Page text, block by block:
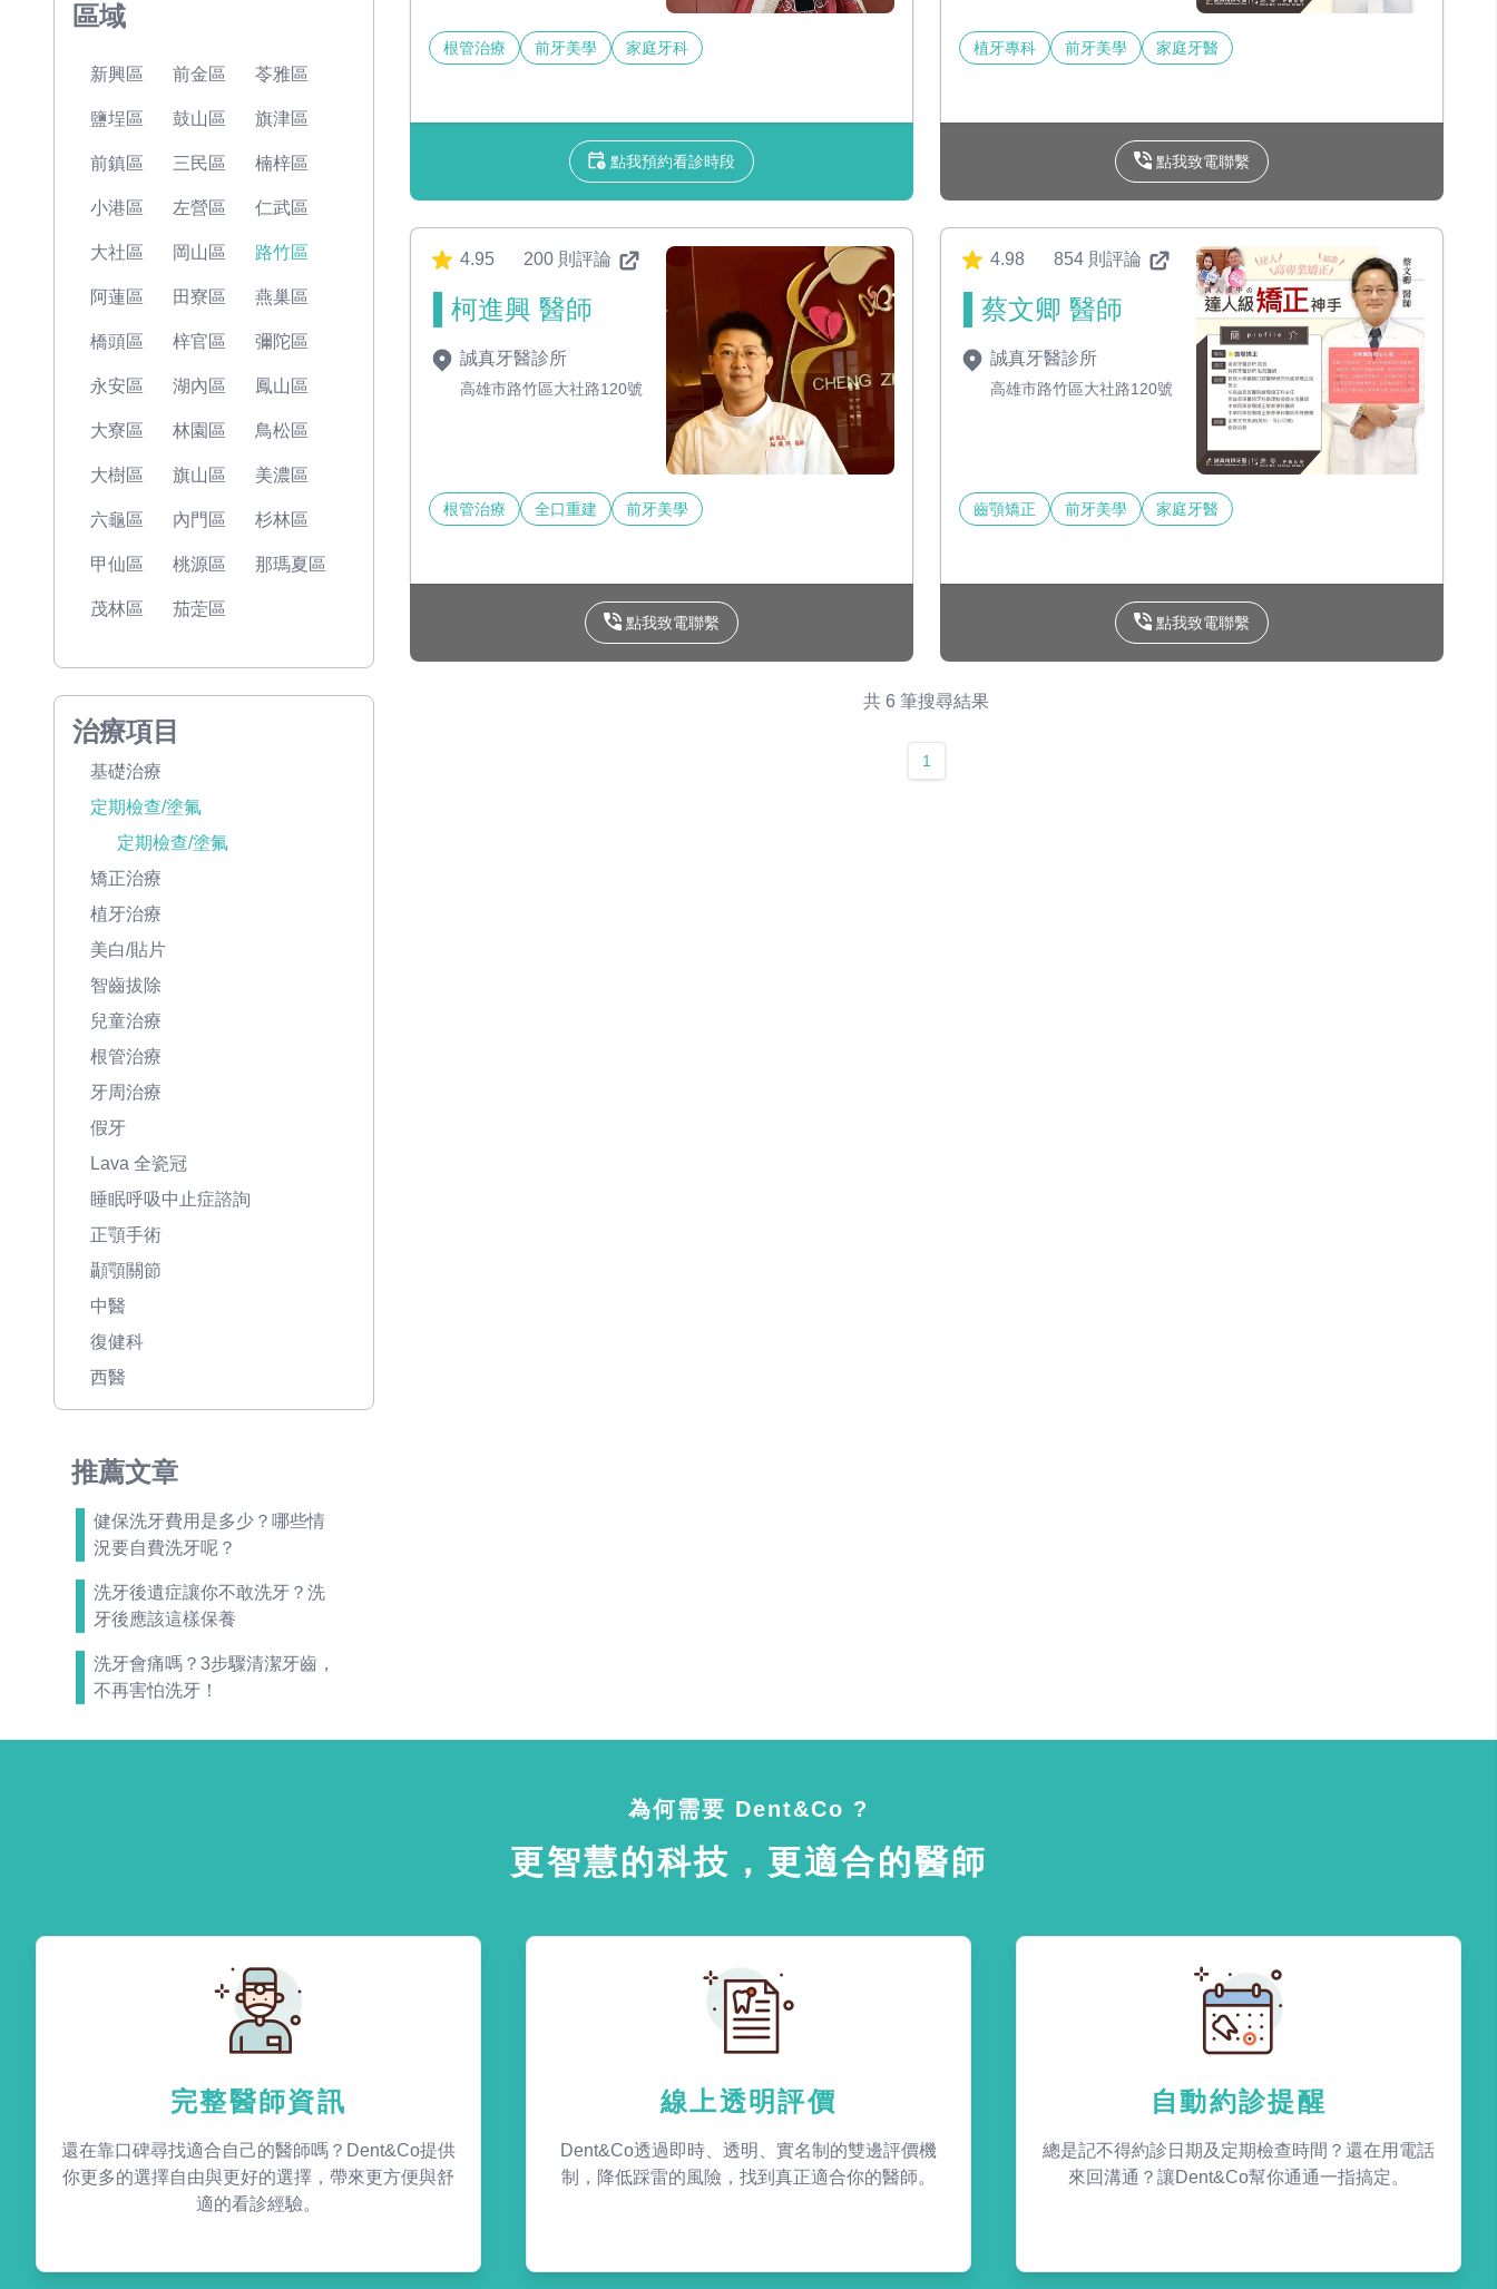
區域
新興區 前金區 苓雅區
鹽埕區 鼓山區 旗津區
前鎮區 三民區 楠梓區
小港區 左營區 仁武區
大社區 岡山區 路竹區
阿蓮區 田寮區 燕巢區
橋頭區 梓官區 彌陀區
永安區 湖內區 鳳山區
大寮區 林園區 鳥松區
大樹區 旗山區 美濃區
六龜區 內門區 杉林區
甲仙區 桃源區 那瑪夏區
茂林區 茄萣區
治療項目
基礎治療
定期檢查/塗氟
定期檢查/塗氟
矯正治療
植牙治療
美白/貼片
智齒拔除
兒童治療
根管治療
牙周治療
假牙
Lava 全瓷冠
睡眠呼吸中止症諮詢
正顎手術
顳顎關節
中醫
復健科
西醫
推薦文章
健保洗牙費用是多少？哪些情
況要自費洗牙呢？
洗牙後遺症讓你不敢洗牙？洗
牙後應該這樣保養
洗牙會痛嗎？3步驟清潔牙齒，
不再害怕洗牙！
根管治療 前牙美學 家庭牙科
點我預約看診時段
植牙專科 前牙美學 家庭牙醫
點我致電聯繫
4.95 200 則評論
柯進興 醫師
誠真牙醫診所
高雄市路竹區大社路120號
根管治療 全口重建 前牙美學
點我致電聯繫
4.98 854 則評論
蔡文卿 醫師
誠真牙醫診所
高雄市路竹區大社路120號
齒顎矯正 前牙美學 家庭牙醫
點我致電聯繫
共 6 筆搜尋結果
1
為何需要 Dent&Co ?
更智慧的科技，更適合的醫師
完整醫師資訊
還在靠口碑尋找適合自己的醫師嗎？Dent&Co提供
你更多的選擇自由與更好的選擇，帶來更方便與舒
適的看診經驗。
線上透明評價
Dent&Co透過即時、透明、實名制的雙邊評價機
制，降低踩雷的風險，找到真正適合你的醫師。
自動約診提醒
總是記不得約診日期及定期檢查時間？還在用電話
來回溝通？讓Dent&Co幫你通通一指搞定。